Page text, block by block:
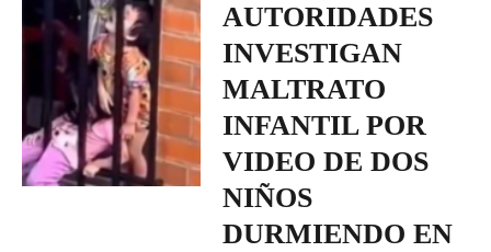
AUTORIDADES
INVESTIGAN
MALTRATO
INFANTIL POR
VIDEO DE DOS
NIÑOS
DURMIENDO EN